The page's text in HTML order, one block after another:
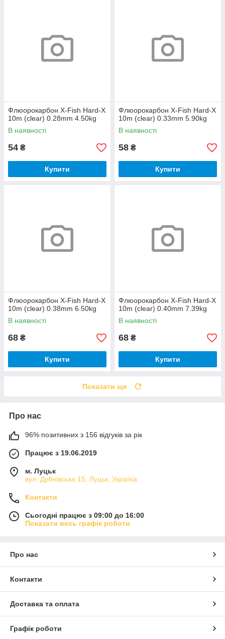
Флюорокарбон X-Fish Hard-X
10m (clear) 0.28mm 4.50kg
В наявності
54 ₴
Купити
Флюорокарбон X-Fish Hard-X
10m (clear) 0.33mm 5.90kg
В наявності
58 ₴
Купити
Флюорокарбон X-Fish Hard-X
10m (clear) 0.38mm 6.50kg
В наявності
68 ₴
Купити
Флюорокарбон X-Fish Hard-X
10m (clear) 0.40mm 7.39kg
В наявності
68 ₴
Купити
Показати ще
Про нас
96% позитивних з 156 відгуків за рік
Працює з 19.06.2019
м. Луцьк
вул. Дубнівська 15, Луцьк, Україна
Контакти
Сьогодні працює з 09:00 до 16:00
Показати весь графік роботи
Про нас
Контакти
Доставка та оплата
Графік роботи